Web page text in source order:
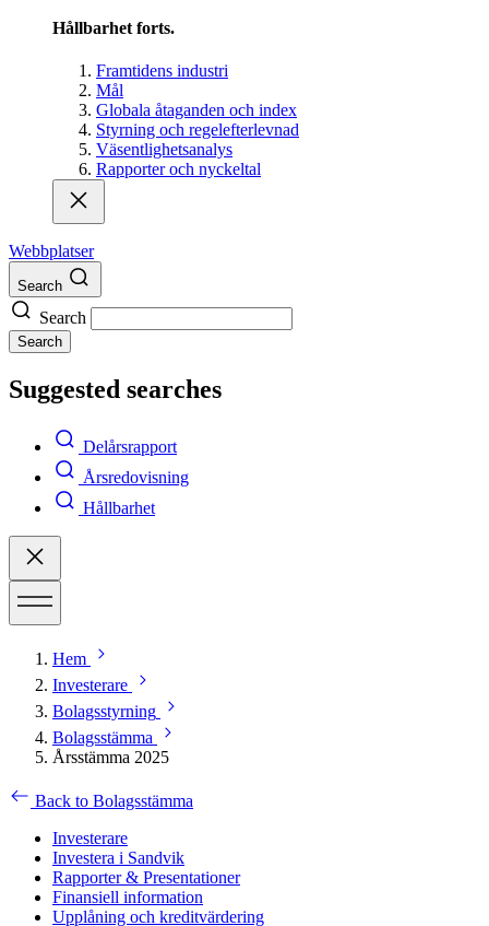
Hållbarhet forts.
Framtidens industri
Mål
Globala åtaganden och index
Styrning och regelefterlevnad
Väsentlighetsanalys
Rapporter och nyckeltal
Webbplatser
Search
Search
Search
Suggested searches
Delårsrapport
Årsredovisning
Hållbarhet
Hem
Investerare
Bolagsstyrning
Bolagsstämma
Årsstämma 2025
Back to Bolagsstämma
Investerare
Investera i Sandvik
Rapporter & Presentationer
Finansiell information
Upplåning och kreditvärdering